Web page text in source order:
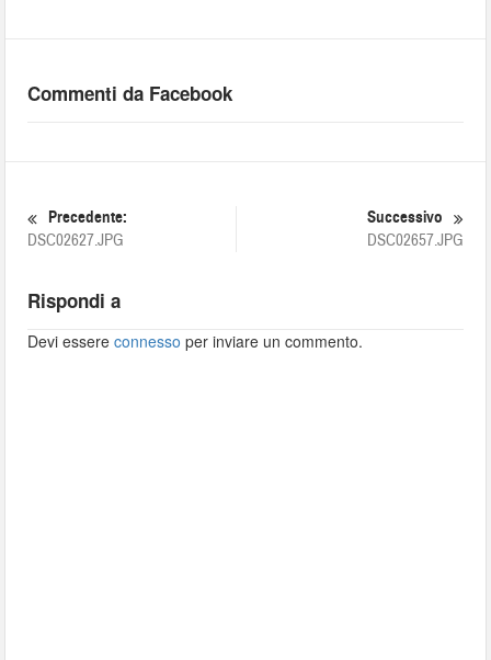
Commenti da Facebook
Precedente:
DSC02627.JPG
Successivo
DSC02657.JPG
Rispondi a
Devi essereconnesso per inviare un commento.